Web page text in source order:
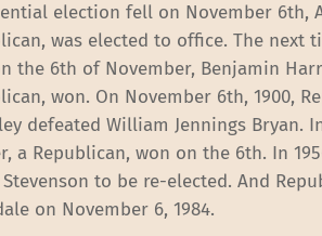
election fell on November 6th,
was elected to office. The next
the 6th of November, Benjamin
won. On November 6th, 1900,
defeated William Jennings Bryan.
a Republican, won on the 6th. In
to be re-elected. And
on November 6, 1984.